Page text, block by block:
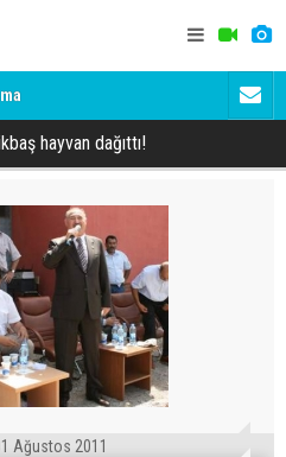
hayvan dağıttı!
Ağustos 2011